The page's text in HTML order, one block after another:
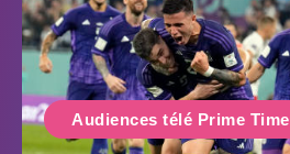
Audiences télé Prime Time